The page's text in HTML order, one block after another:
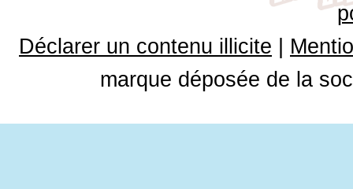
Déclarer un contenu illicite
marque déposée de la